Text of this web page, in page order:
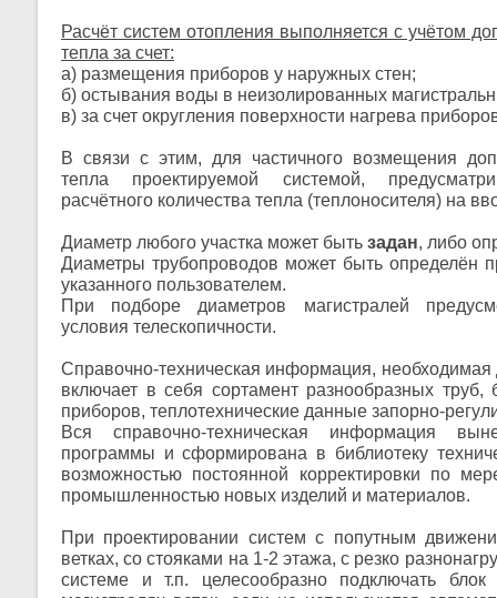
Расчёт систем отопления выполняется с учётом
тепла за счет:
а) размещения приборов у наружных стен;
б) остывания воды в неизолированных
в) за счет округления поверхности нагрева
В связи с этим, для частичного возмещения
тепла проектируемой системой,
расчётного количества тепла (теплоносителя) на
Диаметр любого участка может быть задан, либо
Диаметры трубопроводов может быть определён
указанного пользователем.
При подборе диаметров магистралей
условия телескопичности.
Справочно-техническая информация,
включает в себя сортамент разнообразных труб,
приборов, теплотехнические данные запорно-
Вся справочно-техническая информация
программы и сформирована в библиотеку
возможностью постоянной корректировки по
промышленностью новых изделий и материалов.
При проектировании систем с попутным
ветках, со стояками на 1-2 этажа, с резко
системе и т.п. целесообразно подключать